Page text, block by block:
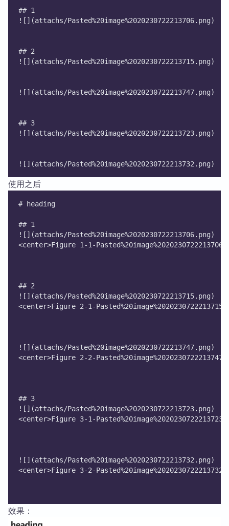
## 1
![](attachs/Pasted%20image%2020230722213706.png)
## 2
![](attachs/Pasted%20image%2020230722213715.png)
![](attachs/Pasted%20image%2020230722213747.png)
## 3
![](attachs/Pasted%20image%2020230722213723.png)
![](attachs/Pasted%20image%2020230722213732.png)
使用之后
# heading
## 1
![](attachs/Pasted%20image%2020230722213706.png)
<center>Figure 1-1-
## 2
![](attachs/Pasted%20image%2020230722213715.png)
<center>Figure 2-1-
![](attachs/Pasted%20image%2020230722213747.png)
<center>Figure 2-2-
## 3
![](attachs/Pasted%20image%2020230722213723.png)
<center>Figure 3-1-
![](attachs/Pasted%20image%2020230722213732.png)
<center>Figure 3-2-
效果：